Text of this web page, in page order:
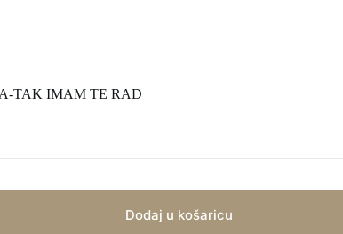
TAK IMAM TE RAD
Dodaj u košaricu